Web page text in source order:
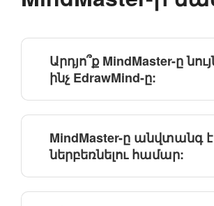
Արդյո՞ք MindMaster-ը
ինչ EdrawMind-ը:
MindMaster-ը անվտանգ է
ներբեռնելու համար: